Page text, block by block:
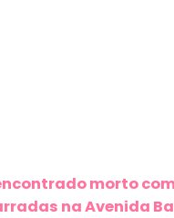
morto
na Avenida